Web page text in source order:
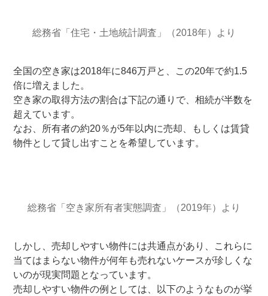
総務省「住宅・土地統計調査」（2018年）より
全国の空き家は2018年に846万戸と、この20年で約1.5
倍に増えました。
空き家の取得方法の割合は下記の通りで、相続が半数を
超えています。
なお、所有者の約20％が5年以内に売却、もしくは賃貸
物件として貸し出すことを希望しています。
総務省「空き家所有者実態調査」（2019年）より
しかし、売却しやすい物件には共通点があり、これらに
当てはまらない物件が何年も売れないケースが珍しくな
いのが現実問題となっています。
売却しやすい物件の例としては、以下のようなものが挙